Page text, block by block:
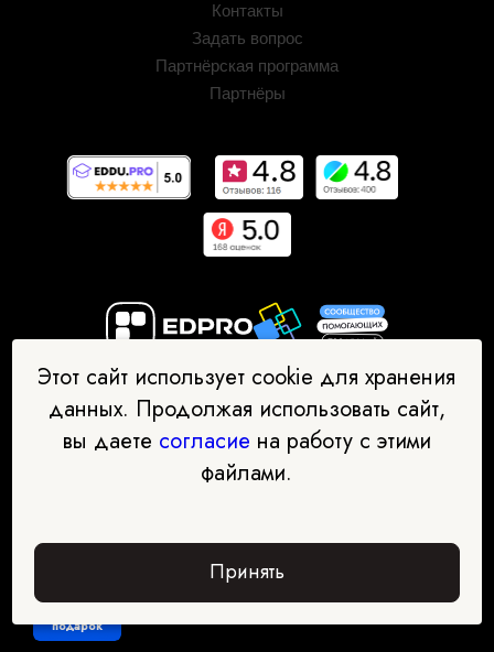
подарок
Контакты
Задать вопрос
Партнёрская программа
Партнёры
ООО "Международная академия дополнительного
профессионального образования"
ИНН: 7734432085 ОГРН: 1197746745635
Адрес офиса: 123290, Москва, 1 Магистральный тупик, 11с1
Документы об образовательной деятельности:
Согласие на обработку персональных данных
Этот сайт использует cookie для хранения
данных. Продолжая использовать сайт,
вы даете согласие на работу с этими
файлами.
Принять